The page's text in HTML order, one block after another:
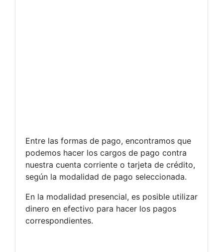
Entre las formas de pago, encontramos que
podemos hacer los cargos de pago contra
nuestra cuenta corriente o tarjeta de crédito,
según la modalidad de pago seleccionada.
En la modalidad presencial, es posible utilizar
dinero en efectivo para hacer los pagos
correspondientes.